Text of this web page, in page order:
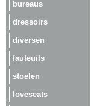
bureaus
dressoirs
diversen
fauteuils
stoelen
loveseats